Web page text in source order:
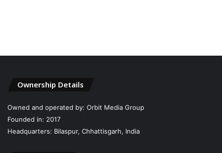
Ownership Details
Owned and operated by: Orbit Media Group
Founded in: 2017
Headquarters: Bilaspur, Chhattisgarh, India